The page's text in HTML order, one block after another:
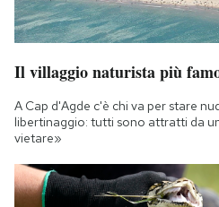
Il villaggio naturista più
A Cap d'Agde c'è chi va per stare
libertinaggio: tutti sono attratti da
vietare»